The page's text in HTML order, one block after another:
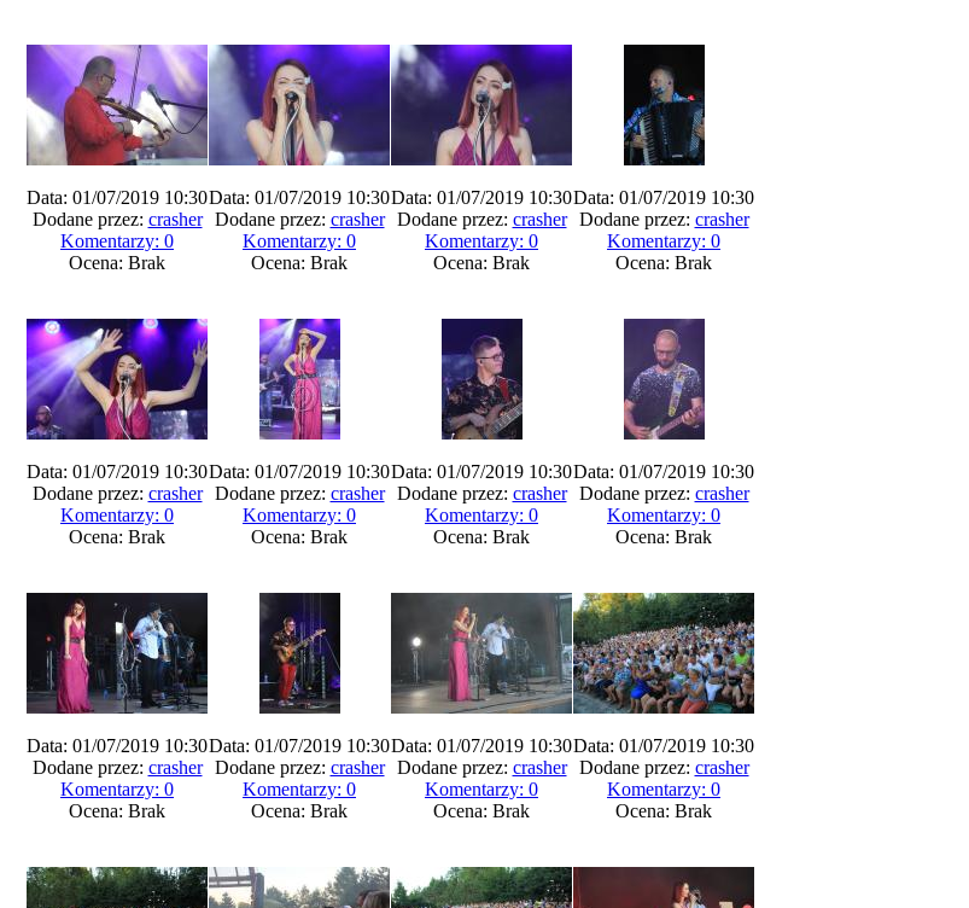
Data: 01/07/2019 10:30
Dodane przez: crasher
Komentarzy: 0
Ocena: Brak
Data: 01/07/2019 10:30
Dodane przez: crasher
Komentarzy: 0
Ocena: Brak
Data: 01/07/2019 10:30
Dodane przez: crasher
Komentarzy: 0
Ocena: Brak
Data: 01/07/2019 10:30
Dodane przez: crasher
Komentarzy: 0
Ocena: Brak
Data: 01/07/2019 10:30
Dodane przez: crasher
Komentarzy: 0
Ocena: Brak
Data: 01/07/2019 10:30
Dodane przez: crasher
Komentarzy: 0
Ocena: Brak
Data: 01/07/2019 10:30
Dodane przez: crasher
Komentarzy: 0
Ocena: Brak
Data: 01/07/2019 10:30
Dodane przez: crasher
Komentarzy: 0
Ocena: Brak
Data: 01/07/2019 10:30
Dodane przez: crasher
Komentarzy: 0
Ocena: Brak
Data: 01/07/2019 10:30
Dodane przez: crasher
Komentarzy: 0
Ocena: Brak
Data: 01/07/2019 10:30
Dodane przez: crasher
Komentarzy: 0
Ocena: Brak
Data: 01/07/2019 10:30
Dodane przez: crasher
Komentarzy: 0
Ocena: Brak